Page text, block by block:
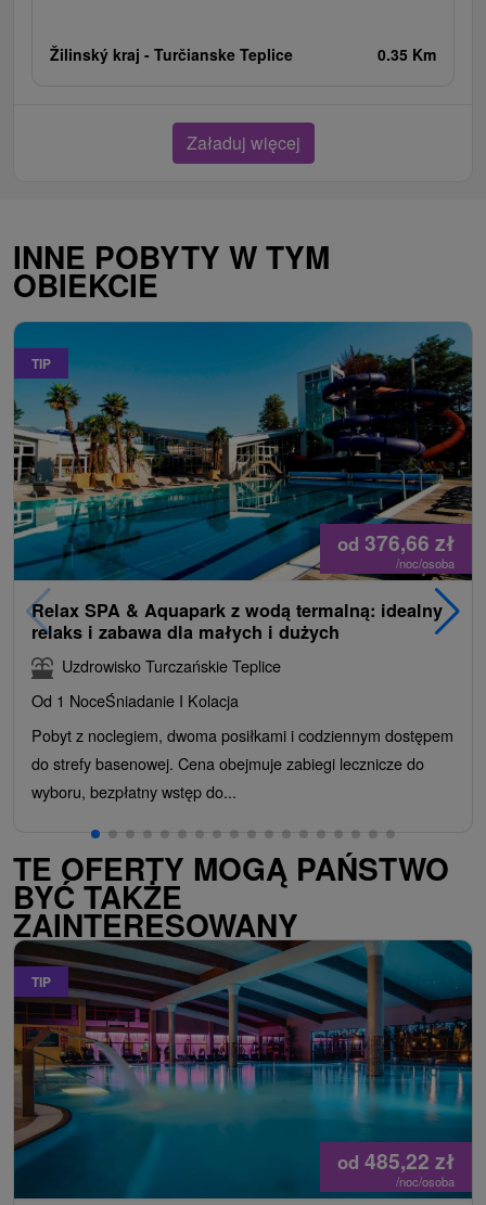
Žilinský kraj - Turčianske Teplice 0.35 Km
Załaduj więcej
INNE POBYTY W TYM
OBIEKCIE
TIP
od 376,66 zł
/noc/osoba
Relax SPA & Aquapark z wodą termalną: idealny
relaks i zabawa dla małych i dużych
Uzdrowisko Turczańskie Teplice
Od 1 NoceŚniadanie I Kolacja
Pobyt z noclegiem, dwoma posiłkami i codziennym dostępem
do strefy basenowej. Cena obejmuje zabiegi lecznicze do
wyboru, bezpłatny wstęp do...
TE OFERTY MOGĄ PAŃSTWO
BYĆ TAKŻE
ZAINTERESOWANY
TIP
od 485,22 zł
/noc/osoba